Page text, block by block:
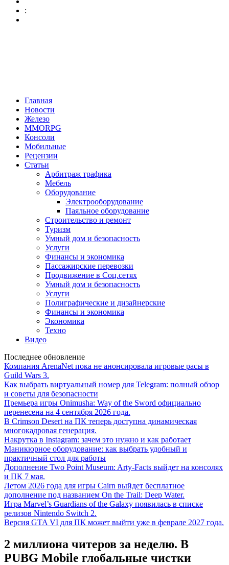
:
Главная
Новости
Железо
MMORPG
Консоли
Мобильные
Рецензии
Статьи
Арбитраж трафика
Мебель
Оборудование
Электрооборудование
Паяльное оборудование
Строительство и ремонт
Туризм
Умный дом и безопасность
Услуги
Финансы и экономика
Пассажирские перевозки
Продвижение в Соц.сетях
Умный дом и безопасность
Услуги
Полиграфические и дизайнерские
Финансы и экономика
Экономика
Техно
Видео
Последнее обновление
Компания ArenaNet пока не анонсировала игровые расы в
Guild Wars 3.
Как выбрать виртуальный номер для Telegram: полный обзор
и советы для безопасности
Премьера игры Onimusha: Way of the Sword официально
перенесена на 4 сентября 2026 года.
В Crimson Desert на ПК теперь доступна динамическая
многокадровая генерация.
Накрутка в Instagram: зачем это нужно и как работает
Маникюрное оборудование: как выбрать удобный и
практичный стол для работы
Дополнение Two Point Museum: Arty-Facts выйдет на консолях
и ПК 7 мая.
Летом 2026 года для игры Cairn выйдет бесплатное
дополнение под названием On the Trail: Deep Water.
Игра Marvel’s Guardians of the Galaxy появилась в списке
релизов Nintendo Switch 2.
Версия GTA VI для ПК может выйти уже в феврале 2027 года.
2 миллиона читеров за неделю. В
PUBG Mobile глобальные чистки